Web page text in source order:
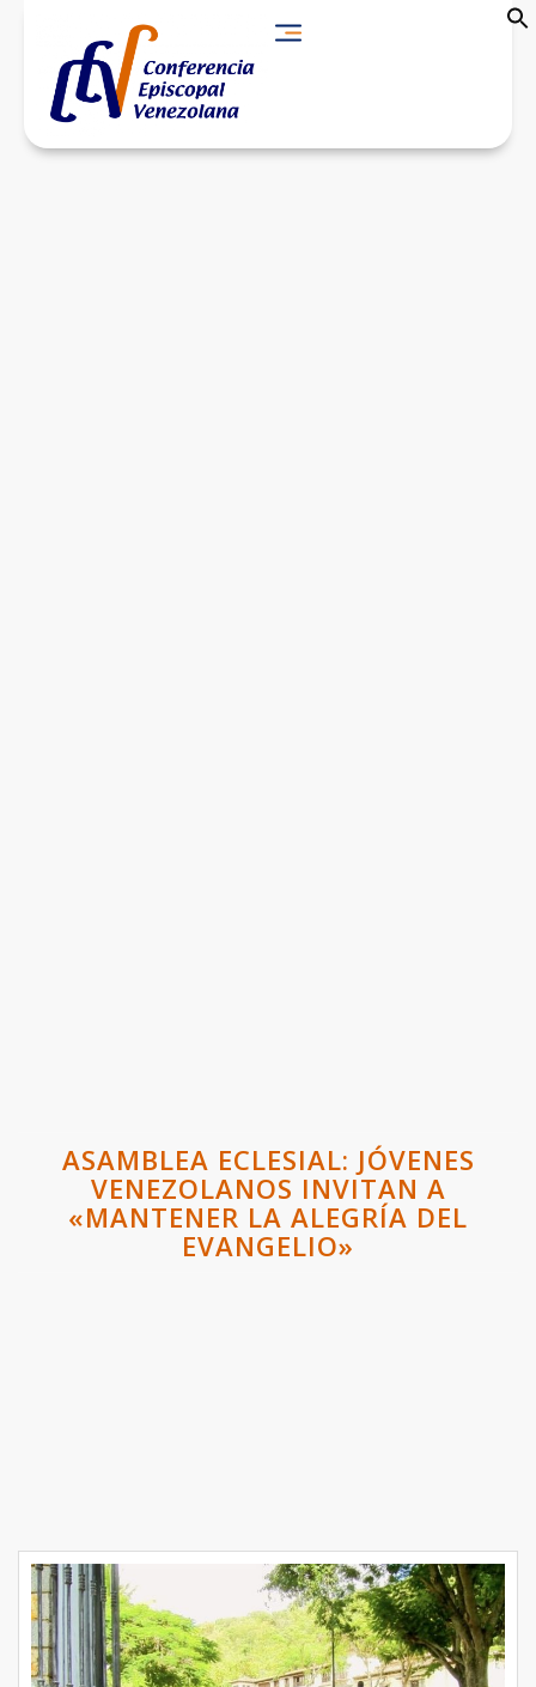
ASAMBLEA ECLESIAL: JÓVENES
VENEZOLANOS INVITAN A
«MANTENER LA ALEGRÍA DEL
EVANGELIO»